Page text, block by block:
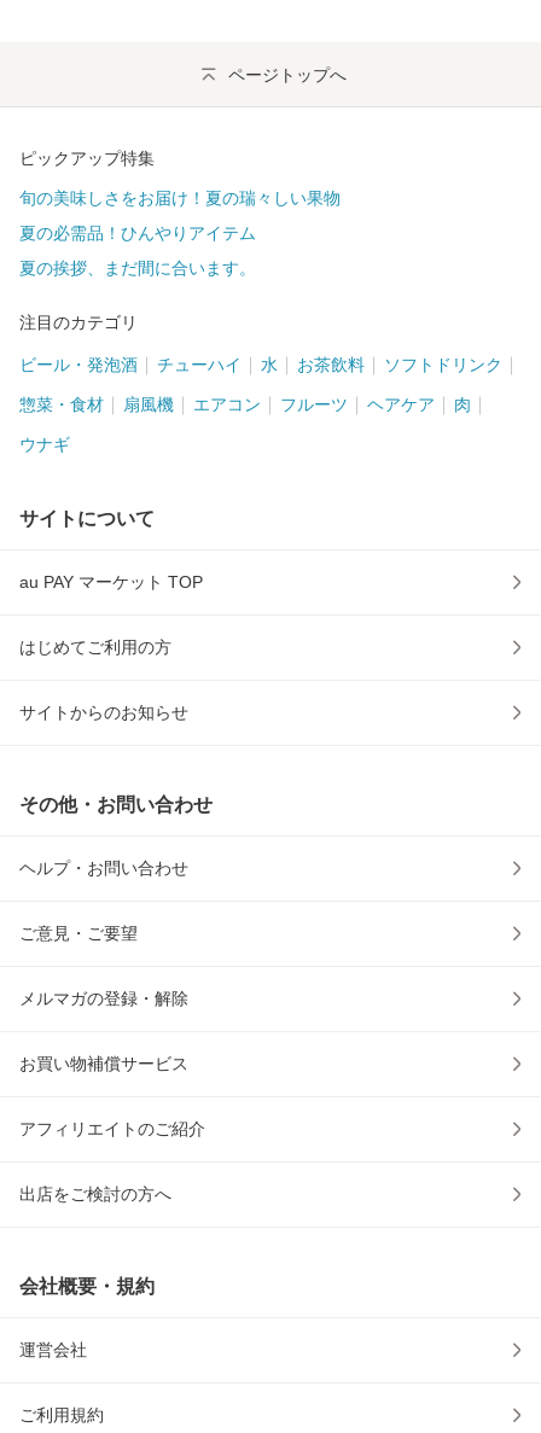
ページトップへ
ピックアップ特集
旬の美味しさをお届け！夏の瑞々しい果物
夏の必需品！ひんやりアイテム
夏の挨拶、まだ間に合います。
注目のカテゴリ
ビール・発泡酒 チューハイ 水 お茶飲料 ソフトドリンク
惣菜・食材 扇風機 エアコン フルーツ ヘアケア 肉
ウナギ
サイトについて
au PAY マーケット TOP
はじめてご利用の方
サイトからのお知らせ
その他・お問い合わせ
ヘルプ・お問い合わせ
ご意見・ご要望
メルマガの登録・解除
お買い物補償サービス
アフィリエイトのご紹介
出店をご検討の方へ
会社概要・規約
運営会社
ご利用規約